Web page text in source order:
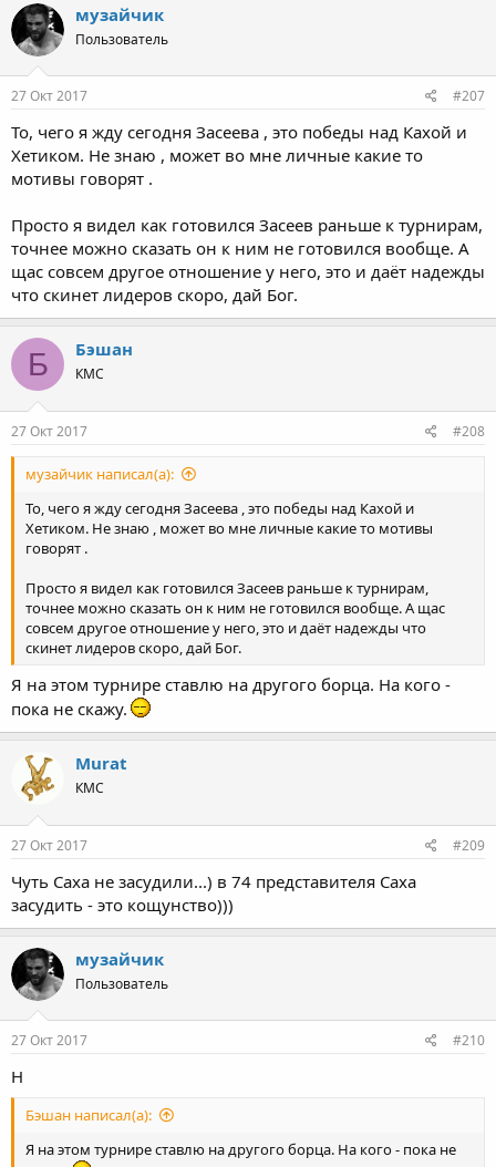
музайчик
Пользователь
27 Окт 2017 #207
То, чего я жду сегодня Засеева , это победы над Кахой и
Хетиком. Не знаю , может во мне личные какие то
мотивы говорят .
Просто я видел как готовился Засеев раньше к турнирам,
точнее можно сказать он к ним не готовился вообще. А
щас совсем другое отношение у него, это и даёт надежды
что скинет лидеров скоро, дай Бог.
Б Бэшан
КМС
27 Окт 2017 #208
музайчик написал(а):
То, чего я жду сегодня Засеева , это победы над Кахой и
Хетиком. Не знаю , может во мне личные какие то мотивы
говорят .
Просто я видел как готовился Засеев раньше к турнирам,
точнее можно сказать он к ним не готовился вообще. А щас
совсем другое отношение у него, это и даёт надежды что
скинет лидеров скоро, дай Бог.
Я на этом турнире ставлю на другого борца. На кого -
пока не скажу.
Murat
КМС
27 Окт 2017 #209
Чуть Саха не засудили...) в 74 представителя Саха
засудить - это кощунство)))
музайчик
Пользователь
27 Окт 2017 #210
Н
Бэшан написал(а):
Я на этом турнире ставлю на другого борца. На кого - пока не